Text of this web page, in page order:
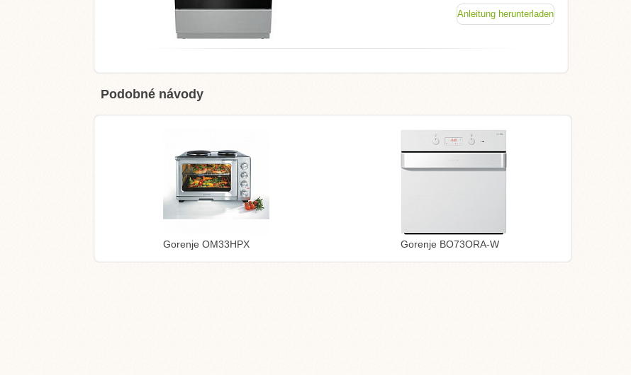
Anleitung herunterladen
Podobné návody
Gorenje OM33HPX Gorenje BO73ORA-W